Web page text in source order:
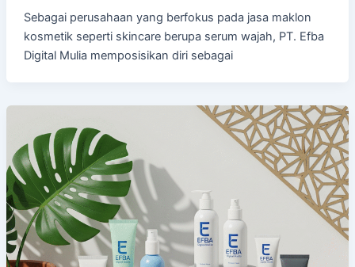
Sebagai perusahaan yang berfokus pada jasa maklon
kosmetik seperti skincare berupa serum wajah, PT. Efba
Digital Mulia memposisikan diri sebagai